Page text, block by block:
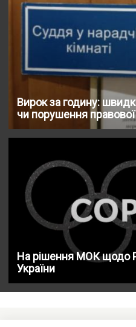
Вирок за годину:
чи порушення
На рішення МОК щодо
України